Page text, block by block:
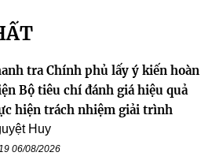
tra Chính phủ lấy ý kiến hoàn
Bộ tiêu chí đánh giá hiệu quả
hiện trách nhiệm giải trình
Huy
06/08/2026